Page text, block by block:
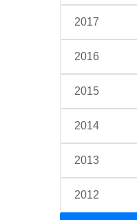
2017
2016
2015
2014
2013
2012